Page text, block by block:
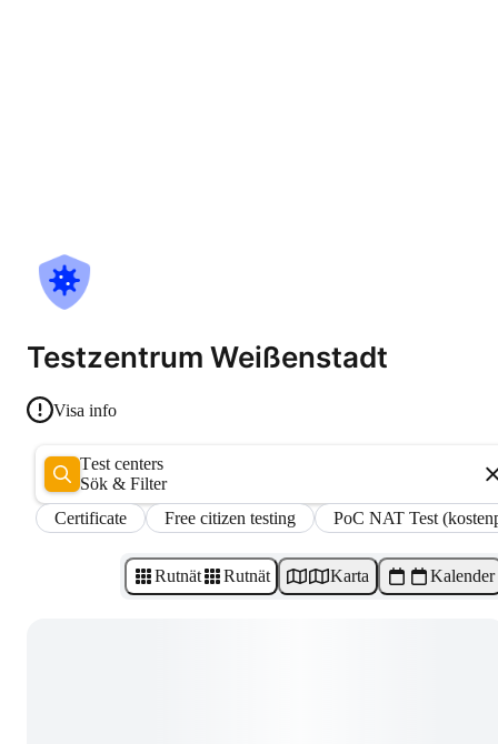
Testzentrum Weißenstadt
Visa info
Test centers
Sök & Filter
Certificate
Free citizen testing PoC NAT Test
Rutnät Rutnät Karta Kalender